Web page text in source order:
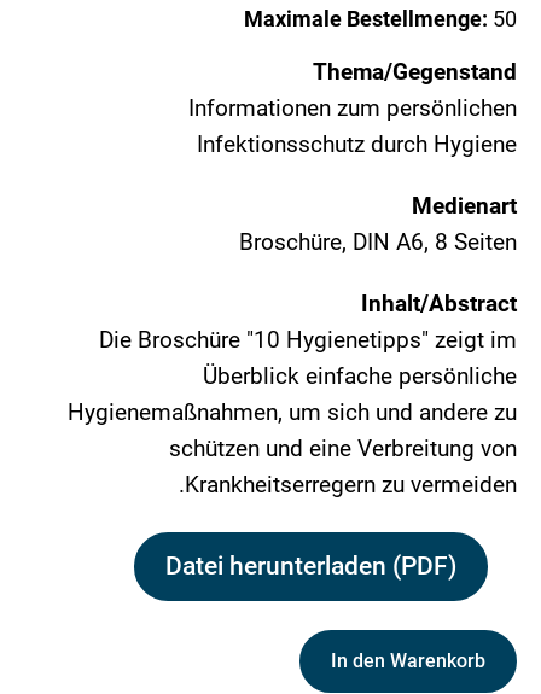
Maximale Bestellmenge: 50
Thema/Gegenstand
Informationen zum persönlichen
Infektionsschutz durch Hygiene
Medienart
Broschüre, DIN A6, 8 Seiten
Inhalt/Abstract
Die Broschüre "10 Hygienetipps" zeigt im
Überblick einfache persönliche
Hygienemaßnahmen, um sich und andere zu
schützen und eine Verbreitung von
Krankheitserregern zu vermeiden.
Datei herunterladen (PDF)
In den Warenkorb